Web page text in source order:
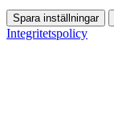
Spara inställningar
Integritetspolicy